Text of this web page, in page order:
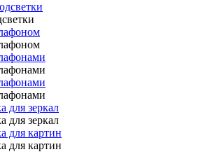
для зеркал
для зеркал
для картин
для картин